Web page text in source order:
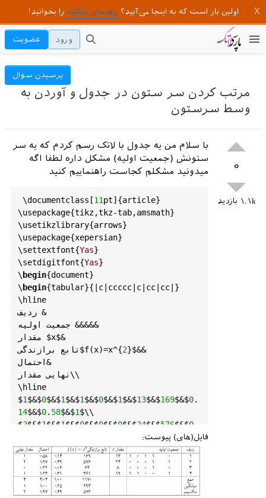
اولین بار است که به اینجا می‌آیید؟ راهنمای سایت را بخوانید!
ورود عضویت
مرتب کردن سر ستون در جدول و آوردن به
وسط سرستون
پرسیدن سوال
۰
۱.۱k بازدید
با سلام من یه جدول با لاتک رسم کردم که یه سر
ستونش (جمعیت اولیه) مشکل داره لطفا اگه
میدونید مشکلم کجاست راهنماییم کنید
\documentclass [11pt]{article}
\usepackage{tikz,tkz-tab,amsmath}
\usetikzlibrary{arrows}
\usepackage{xepersian}
\settextfont{Yas}
\setdigitfont{Yas}
\ begin{document}
‎‎‎\ begin{tabular}‎{‎|‎‎‎‎‎‎ c|‎ ccccc‎|‎ c|‎ cc‎|‎ cc‎|‎‎‎‎‎‎‎‎‎}‎‎‎‎‎‎
‎\ hline‎
‎ردیف &
جمعیت اولیه ‎&&&&‎‎&
$‎x$‎‏‎&‎
$‎f(x)=x‎^{2‎}‎$‎&‎&‎‎‎‎‎‎‎
احتمال‎&‎
مقدار‎‎‎‎‎‎ نهایی‎\\‎
‎\ hline‎
$‎1$‎&‎‎$‎0$‎&‎$‎1$‎&‎‎$‎1$‎&‎‎$‎0$‎&‎‎$‎1$‎&‎‎$‎13$‎&‎‎$‎169$‎&‎‎$‎0.
14$‎&‎$‎0. 58$‎&‎$‎1$‎‎\\‎
$‎2$‎&‎$‎1$‎&‎$‎1$‎&‎$‎0$‎&‎‎$‎0$‎&‎$‎0$‎&‎$‎24$‎&‎$‎576$‎&‎$‎0.
‎‎$‎3$‎&‎$‎0$‎&‎$‎1$‎&‎$‎0$‎&‎$‎0$‎&‎$‎0$‎&‎$‎8$‎&‎$‎64$‎&‎$‎0.06
‎‎&‎ .22 $‎&‎$‎
\\‎
‎‎$‎4$‎&‎$‎1$‎&‎$‎0$‎&‎$‎0$‎&‎$‎1$‎&‎$‎1$‎&‎$‎19$‎&‎$‎361$‎&‎$‎0.
31
$‎1.23$‎ $‎\\‎
فایل(های) پیوست: